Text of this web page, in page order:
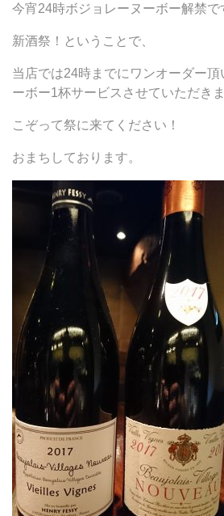
今宵24時ボジョレーヌーボー解禁で
新酒祭！ということで、
当店では24時までにワンオーダー頂
ーボー1杯サービスさせていただきま
こぞって祭に来てください！
おまちしております。